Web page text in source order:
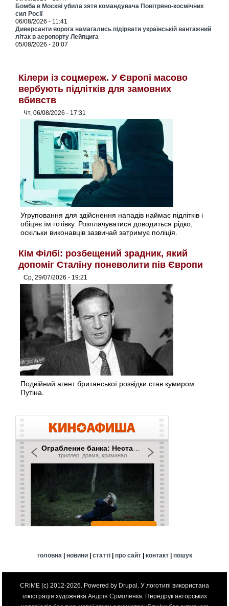
Бомба в Москві убила зятя командувача Повітряно-космічних
сил Росії
06/08/2026 - 11:41
Диверсанти ворога намагались підірвати українській вантажний
літак в аеропорту Лейпцига
05/08/2026 - 20:07
Кілери із соцмереж. У Європі масово
вербують підлітків для замовних
вбивств
Чт, 06/08/2026 - 17:31
Угруповання для здійснення нападів наймає підлітків і
обіцяє їм готівку. Розплачуватися доводиться рідко,
оскільки виконавців зазвичай затримує поліція.
Кім Філбі: розбещений зрадник, який
допоміг Сталіну поневолити пів Європи
Ср, 29/07/2026 - 19:21
Подвійний агент британської розвідки став кумиром
Путіна.
головна| новини| статті| про сайт| контакт| пошук
CRiME (c) 2012-2026. Powered by Drupal . У логотипі використана
ілюстрація художника Андрія Єрмоленка. Передрук авторських